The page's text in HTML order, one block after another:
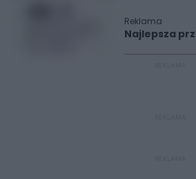
Reklama
Najlepsza